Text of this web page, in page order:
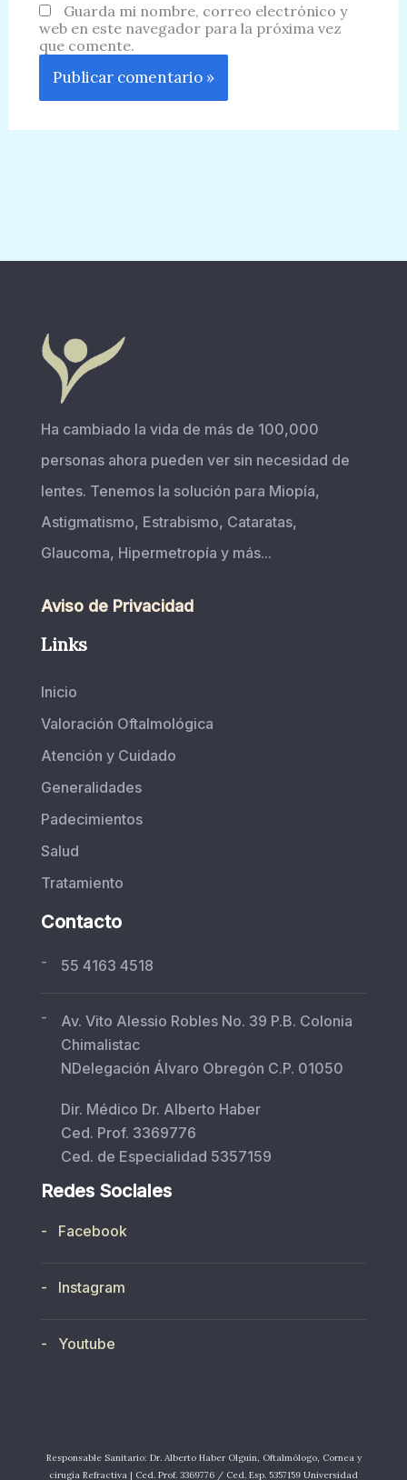
Guarda mi nombre, correo electrónico y
web en este navegador para la próxima vez
que comente.
Ha cambiado la vida de más de 100,000
personas ahora pueden ver sin necesidad de
lentes. Tenemos la solución para Miopía,
Astigmatismo, Estrabismo, Cataratas,
Glaucoma, Hipermetropía y más...
Aviso de Privacidad
Links
Inicio
Valoración Oftalmológica
Atención y Cuidado
Generalidades
Padecimientos
Salud
Tratamiento
Contacto
- 55 4163 4518
-
Av. Vito Alessio Robles No. 39 P.B. Colonia
Chimalistac
NDelegación Álvaro Obregón C.P. 01050
Dir. Médico Dr. Alberto Haber
Ced. Prof. 3369776
Ced. de Especialidad 5357159
Redes Sociales
- Facebook
- Instagram
- Youtube
Responsable Sanitario: Dr. Alberto Haber Olguín, Oftalmólogo, Cornea y
cirugía Refractiva | Ced. Prof. 3369776 / Ced. Esp. 5357159 Universidad